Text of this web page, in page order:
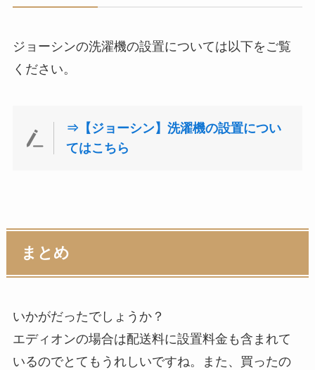
ジョーシンの洗濯機の設置については以下をご覧
ください。
⇒【ジョーシン】洗濯機の設置につい
てはこちら
まとめ
いかがだったでしょうか？
エディオンの場合は配送料に設置料金も含まれて
いるのでとてもうれしいですね。また、買ったの